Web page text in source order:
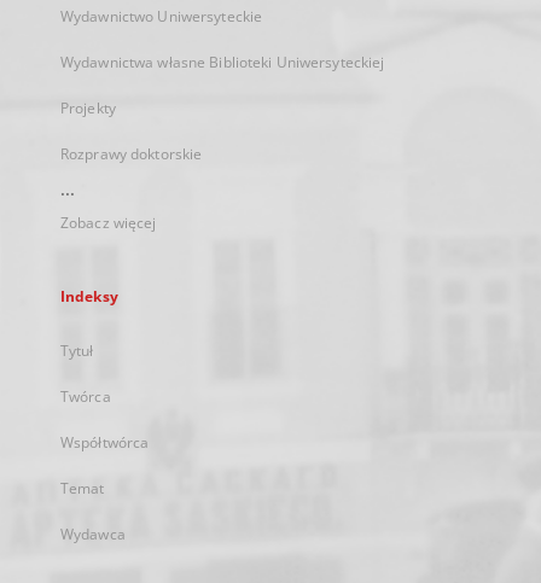
Wydawnictwo Uniwersyteckie
Wydawnictwa własne Biblioteki Uniwersyteckiej
Projekty
Rozprawy doktorskie
...
Zobacz więcej
Indeksy
Tytuł
Twórca
Współtwórca
Temat
Wydawca